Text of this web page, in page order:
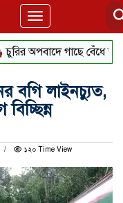
Toggle
navigation
গাছে বেঁধে তরুণীকে
বগি লাইনচ্যুত,
১২০ Time View